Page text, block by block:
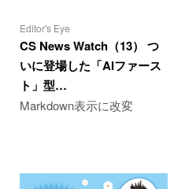
Editor's Eye
CS News Watch（13） つ
いに登場した「AIファース
ト」型…
Markdown表示に改変